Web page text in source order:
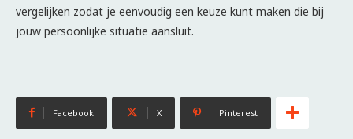
vergelijken zodat je eenvoudig een keuze kunt maken die bij
jouw persoonlijke situatie aansluit.
Facebook X Pinterest